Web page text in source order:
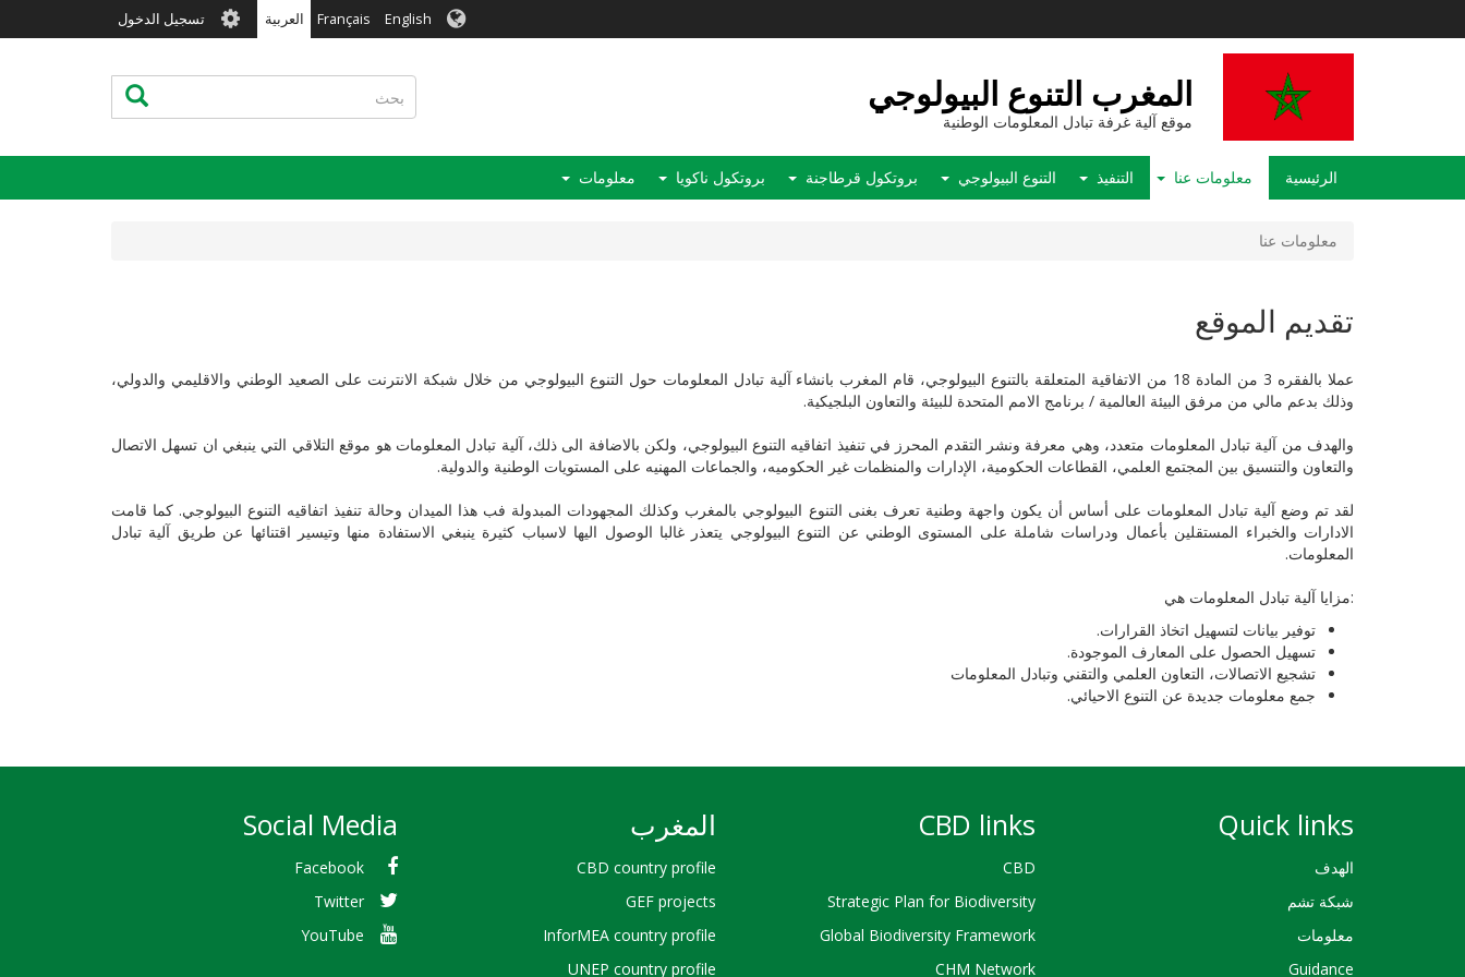
English
Français العربية User
account
menu
تسجيل الدخول
المغرب التنوع البيولوجي
موقع آلية غرفة تبادل المعلومات الوطنية
بحث بحث
Main
navigation
الرئيسية معلومات عنا التنفيذ التنوع البيولوجي بروتكول قرطاجنة بروتكول ناكويا معلومات
معلومات عنا
تقديم الموقع
عملا بالفقره 3 من المادة 18 من الاتفاقية المتعلقة بالتنوع البيولوجي، قام المغرب بانشاء آلية تبادل المعلومات حول التنوع البيولوجي من خلال شبكة الانترنت على الصعيد الوطني والاقليمي والدولي،
وذلك بدعم مالي من مرفق البيئة العالمية / برنامج الامم المتحدة للبيئة والتعاون البلجيكية.
والهدف من آلية تبادل المعلومات متعدد، وهي معرفة ونشر التقدم المحرز في تنفيذ اتفاقيه التنوع البيولوجي، ولكن بالاضافة الى ذلك، آلية تبادل المعلومات هو موقع التلاقي التي ينبغي ان تسهل الاتصال
والتعاون والتنسيق بين المجتمع العلمي، القطاعات الحكومية، الإدارات والمنظمات غير الحكوميه، والجماعات المهنيه على المستويات الوطنية والدولية.
لقد تم وضع آلية تبادل المعلومات على أساس أن يكون واجهة وطنية تعرف بغنى التنوع البيولوجي بالمغرب وكذلك المجهودات المبدولة فب هذا الميدان وحالة تنفيذ اتفاقيه التنوع البيولوجي. كما قامت
الادارات والخبراء المستقلين بأعمال ودراسات شاملة على المستوى الوطني عن التنوع البيولوجي يتعذر غالبا الوصول اليها لاسباب كثيرة ينبغي الاستفادة منها وتيسير اقتنائها عن طريق آلية تبادل
المعلومات.
:مزايا آلية تبادل المعلومات هي
توفير بيانات لتسهيل اتخاذ القرارات.
تسهيل الحصول على المعارف الموجودة.
تشجيع الاتصالات، التعاون العلمي والتقني وتبادل المعلومات
جمع معلومات جديدة عن التنوع الاحيائي.
Quick links
الهدف
شبكة تشم
معلومات
Guidance
CBD links
CBD
Strategic Plan for Biodiversity
Global Biodiversity Framework
CHM Network
المغرب
CBD country profile
GEF projects
InforMEA country profile
UNEP country profile
Social Media
Facebook
Twitter
YouTube